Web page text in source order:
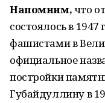
Напомним,что
состоялось в
фашистами в
официальное
постройки
Губайдуллину в